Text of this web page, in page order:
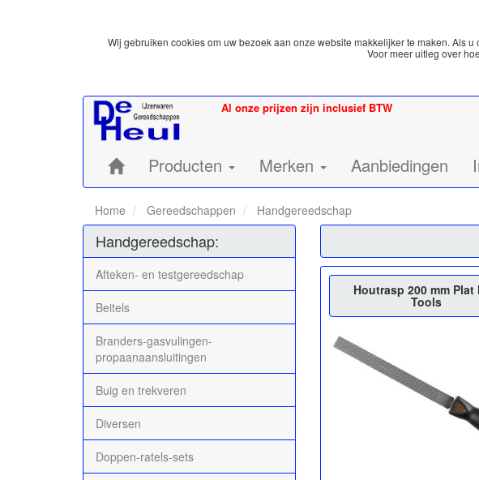
Wij gebruiken cookies om uw bezoek aan onze website makkelijker te maken. Als
Voor meer uitleg over
Al onze prijzen zijn inclusief BTW
Home:Producten Merken Aanbiedingen
Home Gereedschappen Handgereedschap
Handgereedschap:
Afteken- en testgereedschap
Beitels
Branders-gasvulingen-
propaanaansluitingen
Buig en trekveren
Diversen
Doppen-ratels-sets
Houtrasp 200 mm Plat
Tools